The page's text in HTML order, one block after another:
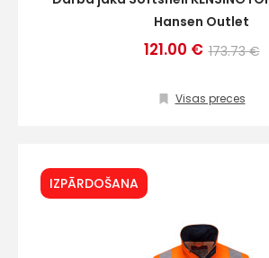
Hansen Outlet
121.00 € 173.73 €
Visas preces
IZPĀRDOŠANA